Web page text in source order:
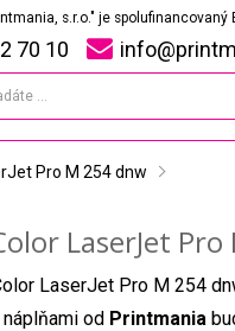
s.r.o." je spolufinancovaný
70 10
Pro M 254 dnw
LaserJet
LaserJet Pro M 254
od Printmania